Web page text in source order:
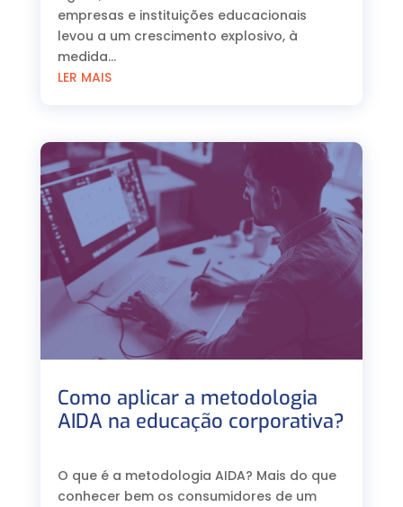
empresas e instituições educacionais
levou a um crescimento explosivo, à
medida...
LER MAIS
Como aplicar a metodologia
AIDA na educação corporativa?
O que é a metodologia AIDA? Mais do que
conhecer bem os consumidores de um